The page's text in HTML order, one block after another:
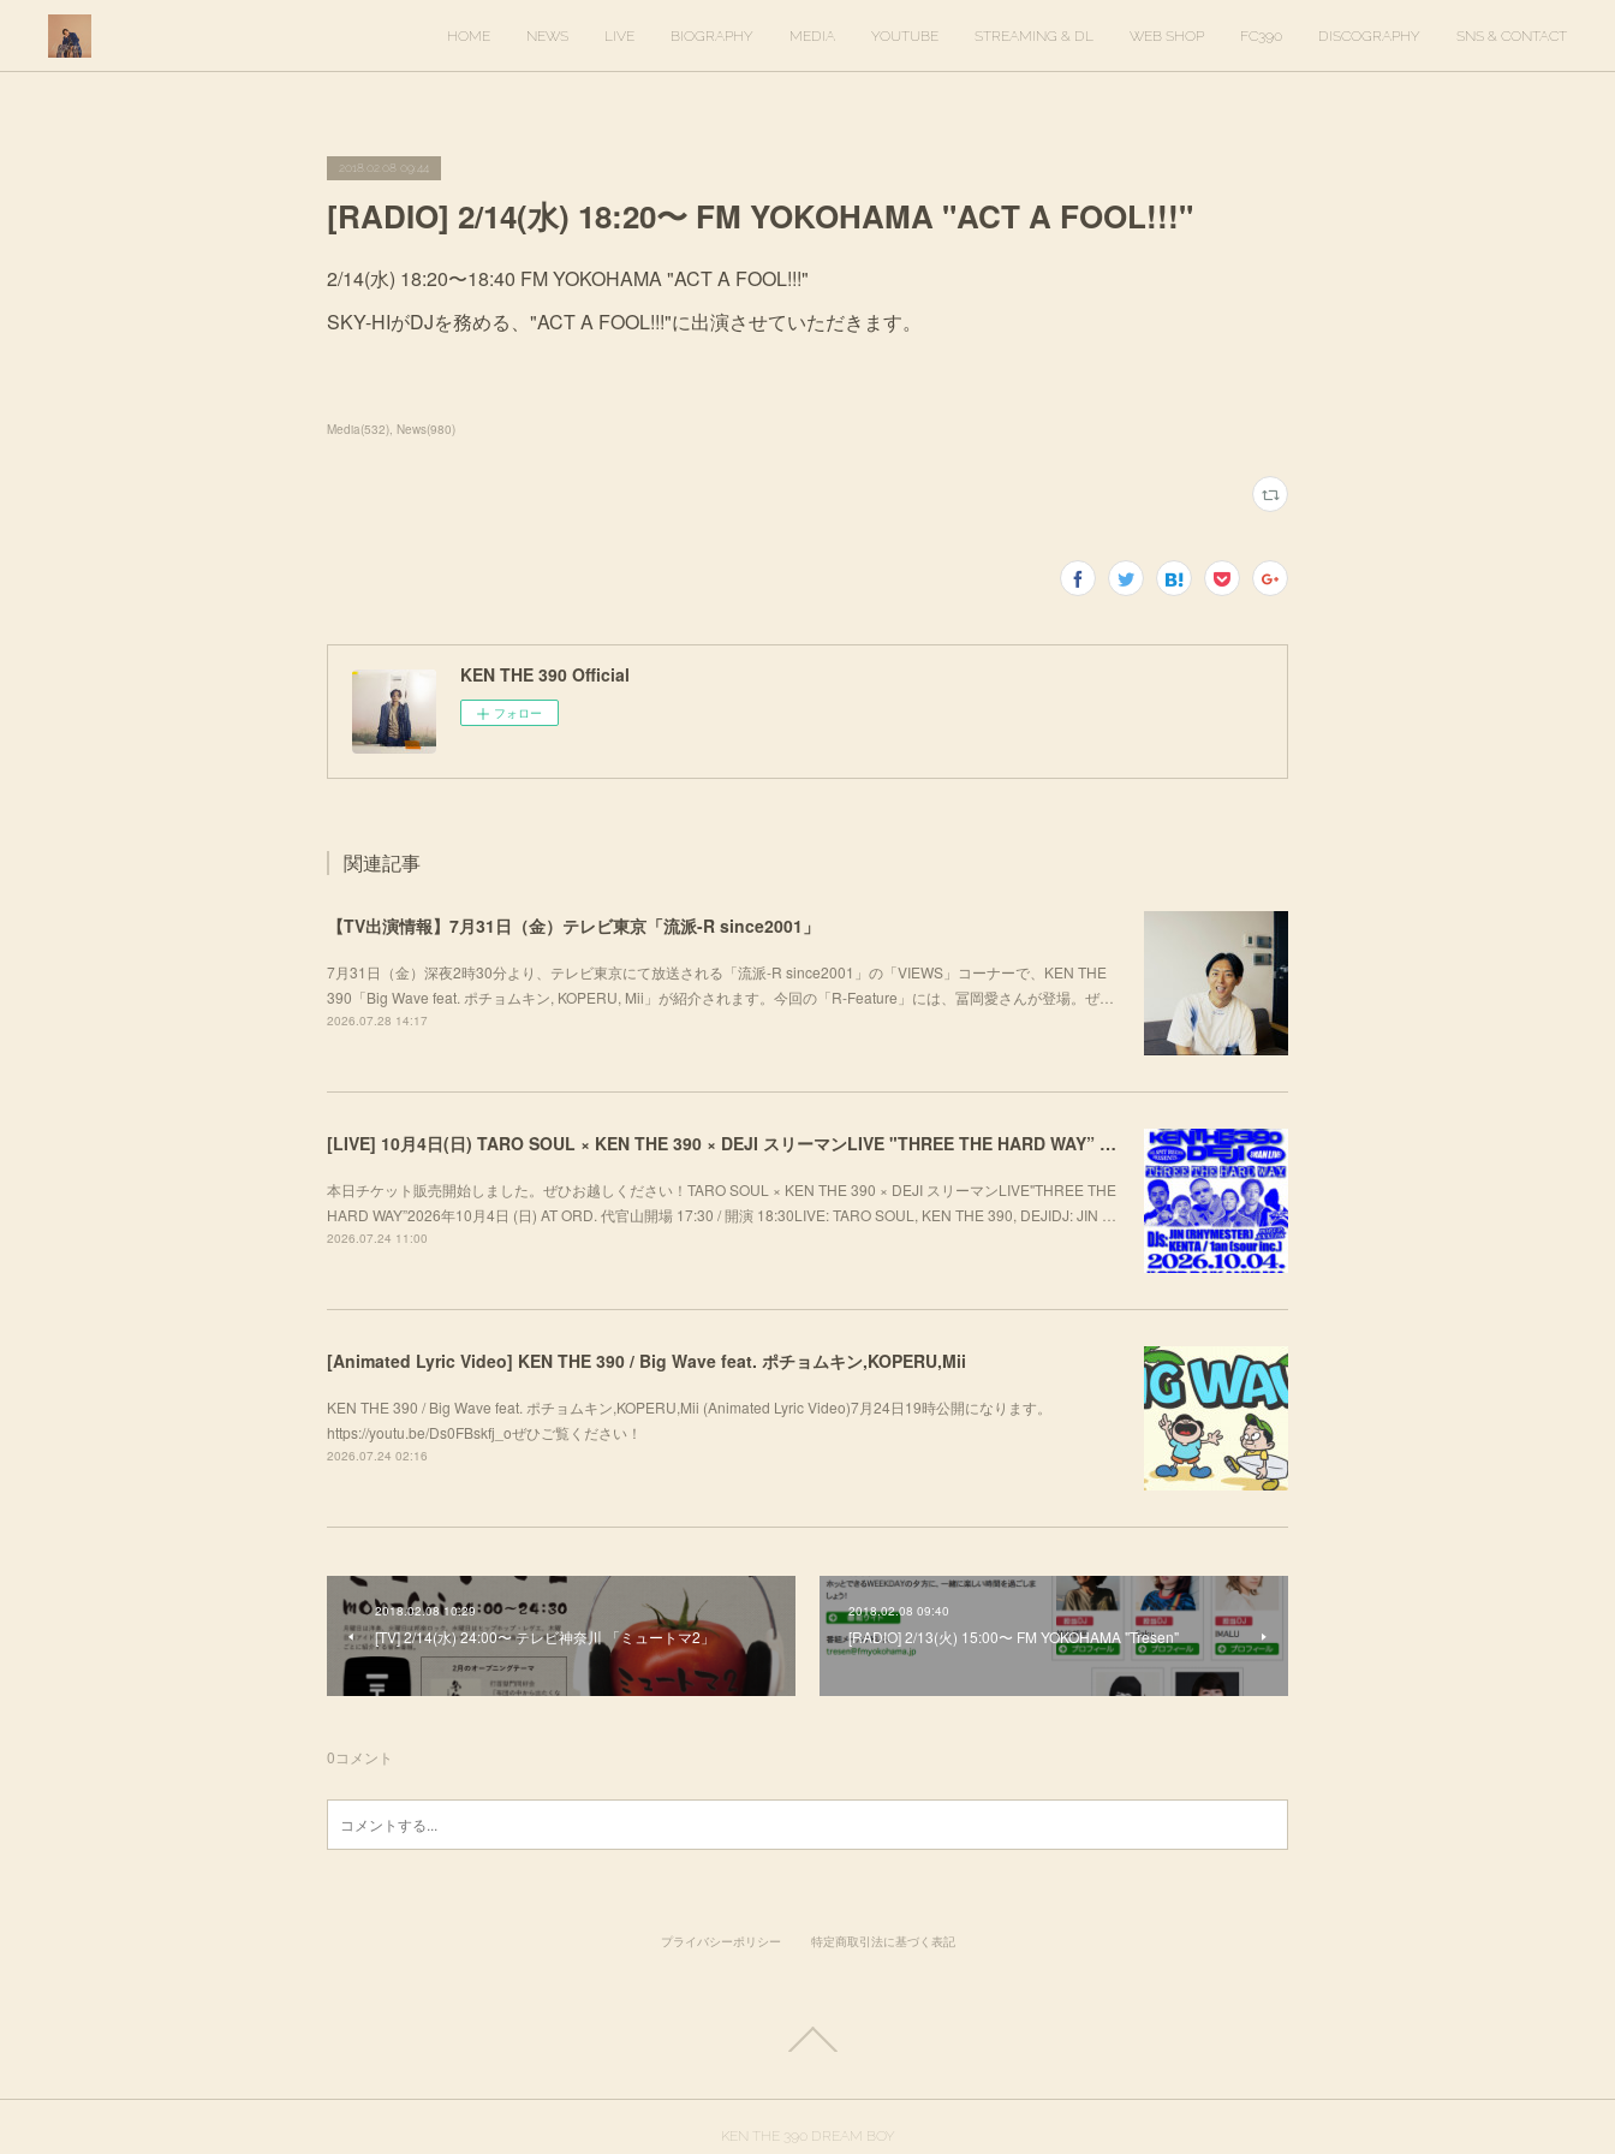
HOME NEWS LIVE BIOGRAPHY MEDIA YOUTUBE STREAMING & DL WEB SHOP FC390 DISCOGRAPHY SNS & CONTACT
2018.02.08 09:44
[RADIO] 2/14(水) 18:20〜 FM YOKOHAMA "ACT A FOOL!!!"
2/14(水) 18:20〜18:40 FM YOKOHAMA "ACT A FOOL!!!"
SKY-HIがDJを務める、"ACT A FOOL!!!"に出演させていただきます。
Media(532) News(980)
KEN THE 390 Official
フォロー
関連記事
【TV出演情報】7月31日（金）テレビ東京「流派-R since2001」
7月31日（金）深夜2時30分より、テレビ東京にて放送される「流派-R since2001」の「VIEWS」コーナーで、KEN THE
390「Big Wave feat. ポチョムキン, KOPERU, Mii」が紹介されます。今回の「R-Feature」には、冨岡愛さんが登場。ぜ…
2026.07.28 14:17
[LIVE] 10月4日(日) TARO SOUL × KEN THE 390 × DEJI スリーマンLIVE "THREE THE HARD WAY” @ ORD. 代官山
本日チケット販売開始しました。ぜひお越しください！TARO SOUL × KEN THE 390 × DEJI スリーマンLIVE"THREE THE
HARD WAY”2026年10月4日 (日) AT ORD. 代官山開場 17:30 / 開演 18:30LIVE: TARO SOUL, KEN THE 390, DEJIDJ: JIN …
2026.07.24 11:00
[Animated Lyric Video] KEN THE 390 / Big Wave feat. ポチョムキン,KOPERU,Mii
KEN THE 390 / Big Wave feat. ポチョムキン,KOPERU,Mii (Animated Lyric Video)7月24日19時公開になります。
https://youtu.be/Ds0FBskfj_oぜひご覧ください！
2026.07.24 02:16
2018.02.08 10:29
[TV] 2/14(水) 24:00〜 テレビ神奈川 「ミュートマ2」
2018.02.08 09:40
[RADIO] 2/13(火) 15:00〜 FM YOKOHAMA "Tresen"
0コメント
プライバシーポリシー 特定商取引法に基づく表記
KEN THE 390 DREAM BOY